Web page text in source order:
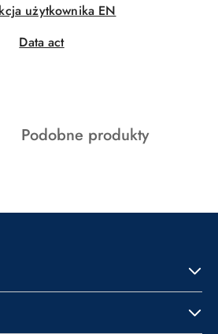
użytkownika EN
Data act
Produkty
Podobne produkty